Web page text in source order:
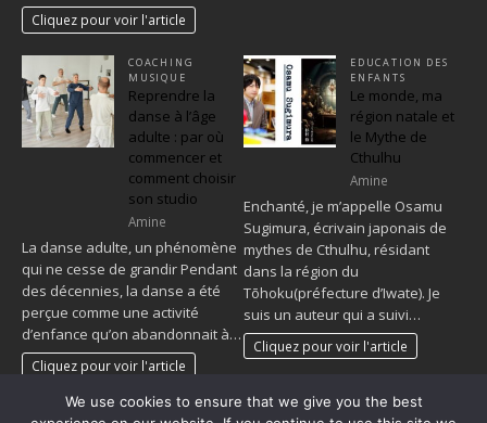
Cliquez pour voir l'article
COACHING
MUSIQUE
Reprendre la
danse à l’âge
adulte : par où
commencer et
comment choisir
son studio
Amine
La danse adulte, un phénomène
qui ne cesse de grandir Pendant
des décennies, la danse a été
perçue comme une activité
d’enfance qu’on abandonnait à…
Cliquez pour voir l'article
EDUCATION DES
ENFANTS
Le monde, ma
région natale et
le Mythe de
Cthulhu
Amine
Enchanté, je m’appelle Osamu
Sugimura, écrivain japonais de
mythes de Cthulhu, résidant
dans la région du
Tōhoku(préfecture d’Iwate). Je
suis un auteur qui a suivi…
Cliquez pour voir l'article
We use cookies to ensure that we give you the best